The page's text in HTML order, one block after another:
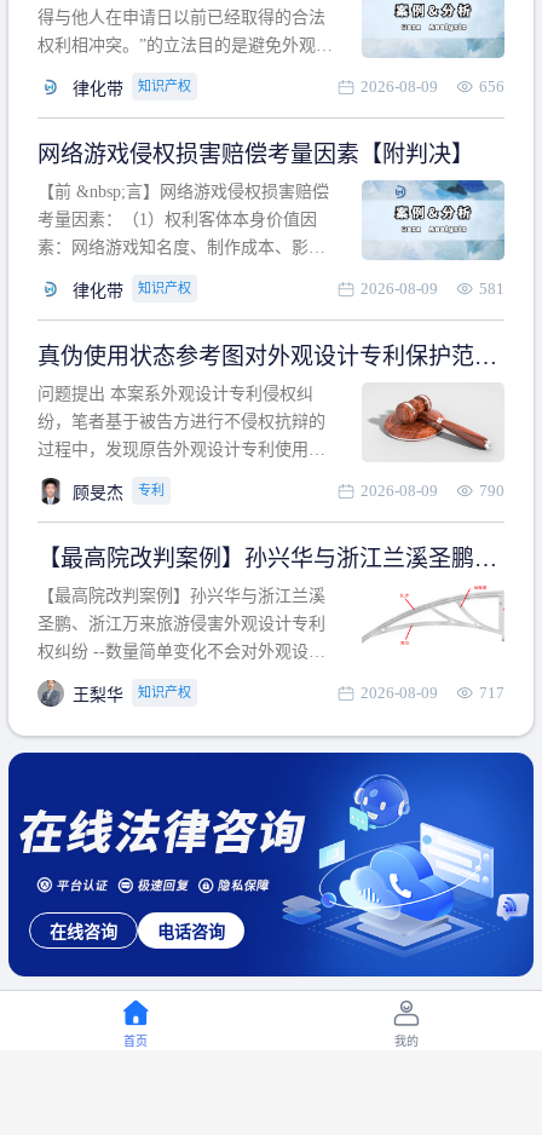
刮
得与他人在申请日以前已经取得的合法
权利相冲突。”的立法目的是避免外观设
冲突。基于此，凡是因该外观设计的实
于该款规定的规制范畴。“合法权利”不宜
作狭义解释，一般情况下，只要依法享
有的、在本专利申请日之
律化带 知识产权 2026-08-09 656
网络游戏侵权损害赔偿考量因素【附判决】
【前 &nbsp;言】网络游戏侵权损害赔偿
考量因素：（1）权利客体本身价值因
素：网络游戏知名度、制作成本、影响
利角度因素：被诉侵权游戏销售数量、
人数、活跃人数、市场占用率；（3）被
告主观因素：被告的主观恶意、是否明
知或应知、是否有
律化带 知识产权 2026-08-09 581
真伪使用状态参考图对外观设计专利保护范围
的影响
问题提出 本案系外观设计专利侵权纠
纷，笔者基于被告方进行不侵权抗辩的
过程中，发现原告外观设计专利使用状
态参考图中的外观设计与被告涉案商品
的视觉效果存在显著区别。故就使用状
保护范围确定进行了研究，将办案体会
与研究过程记录如下： 简要结论： 笔者
提出使用状态参考图应以
顾旻杰 专利 2026-08-09 790
【最高院改判案例】孙兴华与浙江兰溪圣鹏、
浙江万来旅游侵害外观设计专利权纠纷
【最高院改判案例】孙兴华与浙江兰溪
圣鹏、浙江万来旅游侵害外观设计专利
权纠纷 --数量简单变化不会对外观设计
产生视觉影响，及现有设计抗辩与专利
无效再审改判可以执行回转 【承办律
师】 王梨华 浙江杭知桥律师事务所 【案
民再2
王梨华 知识产权 2026-08-09 717
在线咨询 电话咨询
首页 我的